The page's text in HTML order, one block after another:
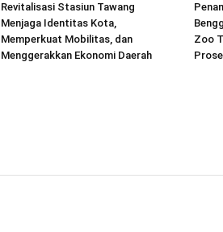
Revitalisasi Stasiun Tawang
Menjaga Identitas Kota,
Memperkuat Mobilitas, dan
Menggerakkan Ekonomi Daerah
Zoo